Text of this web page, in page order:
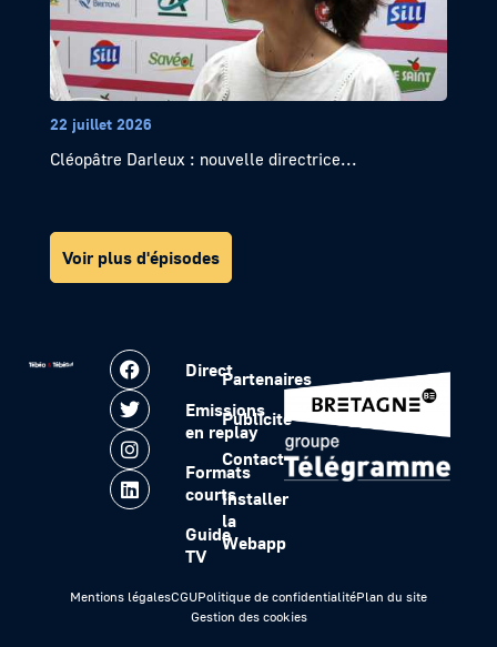
22 juillet 2026
Cléopâtre Darleux : nouvelle directrice...
Voir plus d'épisodes
Direct
Emissions
en replay
Formats
courts
Guide
TV
Partenaires
Publicité
Contact
Installer
la
Webapp
Mentions légalesCGUPolitique de confidentialitéPlan du site
Gestion des cookies